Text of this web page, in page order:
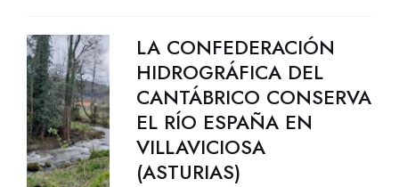
LA CONFEDERACIÓN
HIDROGRÁFICA DEL
CANTÁBRICO CONSERVA
EL RÍO ESPAÑA EN
VILLAVICIOSA
(ASTURIAS)